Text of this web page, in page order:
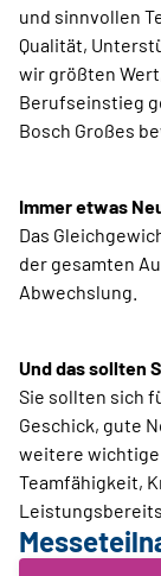
und sinnvollen
Qualität,
wir größten
Berufseinstieg
Bosch Großes
Immer etwas
Das
der gesamten
Abwechslung.
Und das sollten
Sie sollten sich
Geschick, gute
weitere wichtige
Teamfähigkeit,